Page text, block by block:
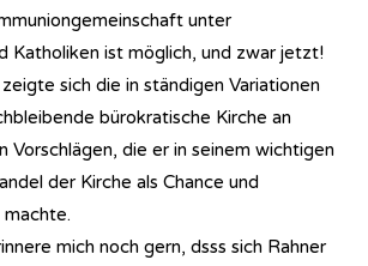
unter
Katholiken ist möglich, und zwar jetzt!
sich die in ständigen Variationen
bürokratische Kirche an
Vorschlägen, die er in seinem wichtigen
der Kirche als Chance und
mich noch gern, dsss sich Rahner